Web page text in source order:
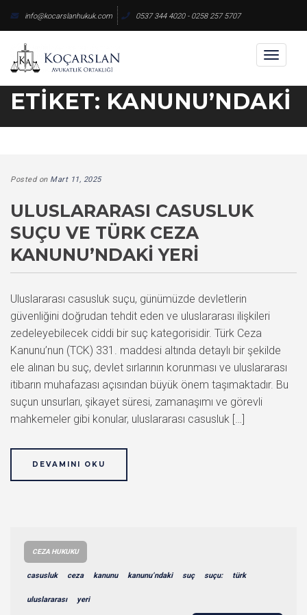
content
info@kocarslanhukuk.com 0537 344 4020 - 0258 257 5707
Toggle
ETIKET: KANUNU’NDAKI
Posted on Mart 11, 2025
ULUSLARARASI CASUSLUK
SUÇU VE TÜRK CEZA
KANUNU’NDAKI YERI
Uluslararası casusluk suçu, günümüzde devletlerin
güvenliğini doğrudan tehdit eden ve uluslararası ilişkileri
zedeleyebilecek ciddi bir suç kategorisidir. Türk Ceza
Kanunu’nun (TCK) 331. maddesi altında detaylı bir şekilde
ele alınan bu suç, devlet sırlarının korunması ve uluslararası
itibarın muhafazası açısından büyük önem taşımaktadır. Bu
suçun unsurları, şikayet süresi, zamanaşımı ve görevli
mahkemeler gibi konular, uluslararası casusluk […]
DEVAMINI OKU
CEZA HUKUKU
casusluk ceza kanunu kanunu’ndaki suç suçu: türk
uluslararası yeri